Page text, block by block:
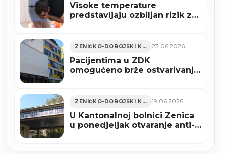
Visoke temperature
predstavljaju ozbiljan rizik za
ZENIČKO-DOBOJSKI KANTON 23.06.2026
Pacijentima u ZDK
omogućeno brže ostvarivanje
ZENIČKO-DOBOJSKI KANTON 19.06.2026
U Kantonalnoj bolnici Zenica
u ponedjeljak otvaranje anti-